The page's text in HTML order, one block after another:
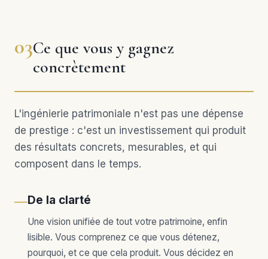
03Ce que vous y gagnez
concrètement
L'ingénierie patrimoniale n'est pas une dépense
de prestige : c'est un investissement qui produit
des résultats concrets, mesurables, et qui
composent dans le temps.
—De la clarté
Une vision unifiée de tout votre patrimoine, enfin
lisible. Vous comprenez ce que vous détenez,
pourquoi, et ce que cela produit. Vous décidez en